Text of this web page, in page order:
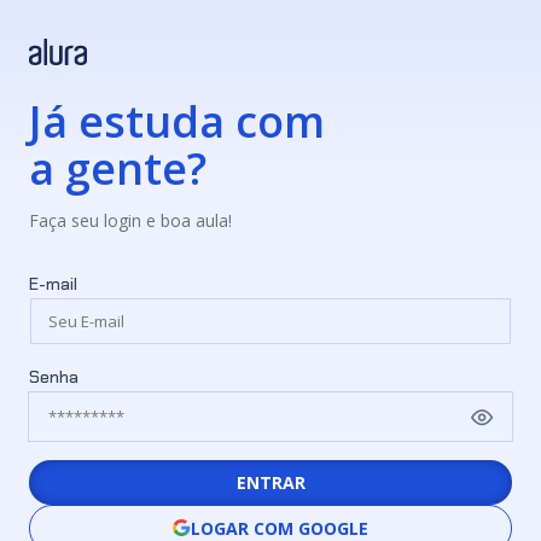
Já estuda com
a gente?
Faça seu login e boa aula!
E-mail
Senha
ENTRAR
LOGAR COM GOOGLE